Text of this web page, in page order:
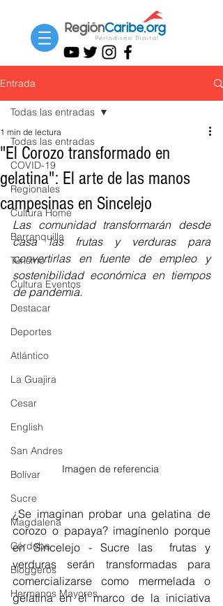
Entrada
Todas las entradas
COVID-19
Regionales
Cultura Home
Barranquilla
Turismo
Cultura Eventos
Destacar
Deportes
Atlántico
La Guajira
Cesar
English
San Andres
Bolívar
Sucre
Magdalena
Córdoba
Bloggeros
Hermanos Mayores
Todas las entradas
"El Corozo transformado en
gelatina": El arte de las manos
campesinas en Sincelejo
1 min de lectura
Las comunidad transformarán desde
casa las frutas y verduras para
convertirlas en fuente de empleo y
sostenibilidad económica en tiempos
de pandemia.
Imagen de referencia
¿Se imaginan probar una gelatina de
corozo o papaya? imagínenlo porque
en Sincelejo - Sucre las  frutas y
verduras serán transformadas para
comercializarse como mermelada o
gelatina en el marco de la iniciativa